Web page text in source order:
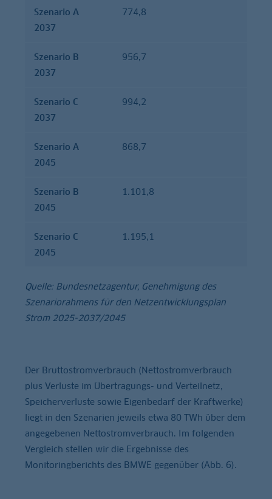
Szenario A
2037
774,8
Szenario B
2037
956,7
Szenario C
2037
994,2
Szenario A
2045
868,7
Szenario B
2045
1.101,8
Szenario C
2045
1.195,1
Quelle: Bundesnetzagentur, Genehmigung des
Szenariorahmens für den Netzentwicklungsplan
Strom 2025-2037/2045
Der Bruttostromverbrauch (Nettostromverbrauch
plus Verluste im Übertragungs- und Verteilnetz,
Speicherverluste sowie Eigenbedarf der Kraftwerke)
liegt in den Szenarien jeweils etwa 80 TWh über dem
angegebenen Nettostromverbrauch. Im folgenden
Vergleich stellen wir die Ergebnisse des
Monitoringberichts des BMWE gegenüber (Abb. 6).